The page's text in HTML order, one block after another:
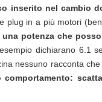
inserito nel cambio
plug in a più motori
una potenza che
dichiarano 6.1
nessuno racconta